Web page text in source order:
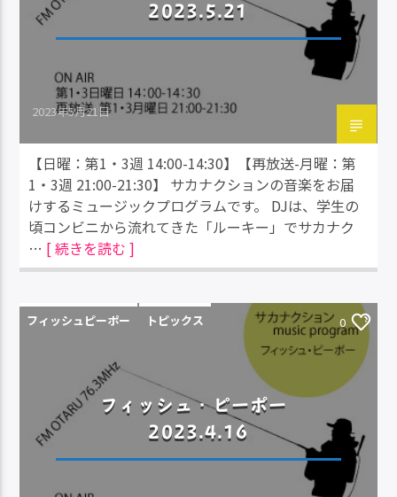
2023.5.21
2023年5月21日
【日曜：第1・3週 14:00-14:30】【再放送-月曜：第
1・3週 21:00-21:30】 サカナクションの音楽をお届
けするミュージックプログラムです。 DJは、学生の
頃コンビニから流れてきた「ルーキー」でサカナク
… [ 続きを読む ]
フィッシュピーポー トピックス 0
フィッシュ・ピーポー
2023.4.16